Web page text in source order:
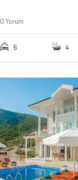
0 Yorum
6 4